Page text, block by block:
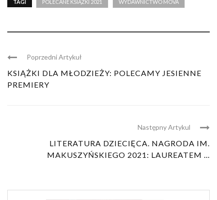
TAGI POLECANE KSIĄŻKI 2021 WYDAWNICTWO MOVA
Poprzedni Artykuł
KSIĄŻKI DLA MŁODZIEŻY: POLECAMY JESIENNE
PREMIERY
Następny Artykul
LITERATURA DZIECIĘCA. NAGRODA IM.
MAKUSZYŃSKIEGO 2021: LAUREATEM ...